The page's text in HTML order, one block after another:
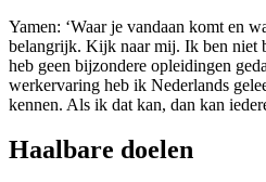
Yamen: ‘Waar je vandaan komt en
belangrijk. Kijk naar mij. Ik ben niet
heb geen bijzondere opleidingen
werkervaring heb ik Nederlands
kennen. Als ik dat kan, dan kan
Haalbare doelen